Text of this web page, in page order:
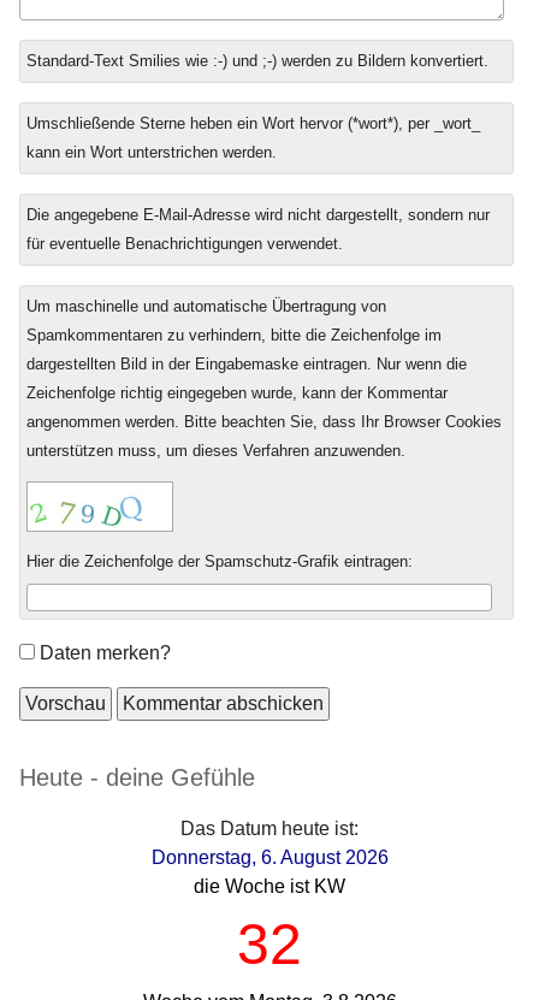
Antwort
zu
Standard-Text Smilies wie :-) und ;-) werden zu Bildern konvertiert.
Umschließende Sterne heben ein Wort hervor (*wort*), per _wort_
kann ein Wort unterstrichen werden.
Die angegebene E-Mail-Adresse wird nicht dargestellt, sondern nur
für eventuelle Benachrichtigungen verwendet.
Um maschinelle und automatische Übertragung von
Spamkommentaren zu verhindern, bitte die Zeichenfolge im
dargestellten Bild in der Eingabemaske eintragen. Nur wenn die
Zeichenfolge richtig eingegeben wurde, kann der Kommentar
angenommen werden. Bitte beachten Sie, dass Ihr Browser Cookies
unterstützen muss, um dieses Verfahren anzuwenden.
Hier die Zeichenfolge der Spamschutz-Grafik eintragen:
Formular-
Daten merken?
Seitenleiste
Heute - deine Gefühle
Das Datum heute ist:
Donnerstag, 6. August 2026
die Woche ist KW
32